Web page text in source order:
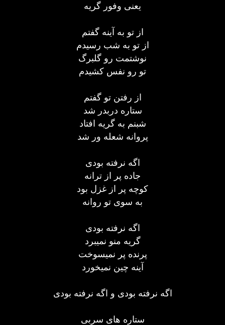
یعنی وفور گریه
از تو به آینه گفتم
از تو به شب رسیدم
نوشتمت رو گلبرگ
تو رو نفس کشیدم
از رفتن تو گفتم
ستاره دربدر شد
شبنم به گریه افتاد
پروانه شعله ور شد
اگه نرفته بودی
جاده پر از ترانه
کوچه پر از غزل بود
به سوی تو روانه
اگه نرفته بودی
گریه منو نمیبرد
پرنده پر نمیسوخت
آینه چین نمیخورد
اگه نرفته بودی و اگه نرفته بودی
ستاره های سربی